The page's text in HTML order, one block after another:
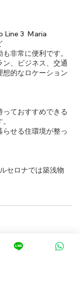
Line 3 Maria
非常に便利です。
、ビジネス、交通
的なロケーション
っておすすめできる
せる住環境が整っ
セロナでは築浅物